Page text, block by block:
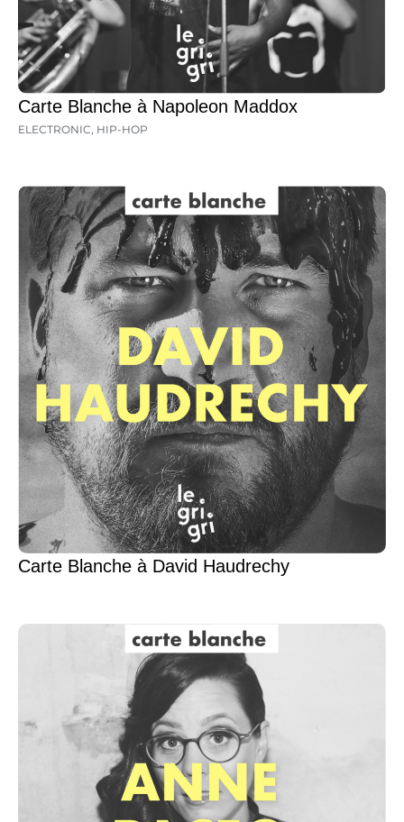
Carte Blanche à Napoleon Maddox
ELECTRONIC, HIP-HOP
Carte Blanche à David Haudrechy